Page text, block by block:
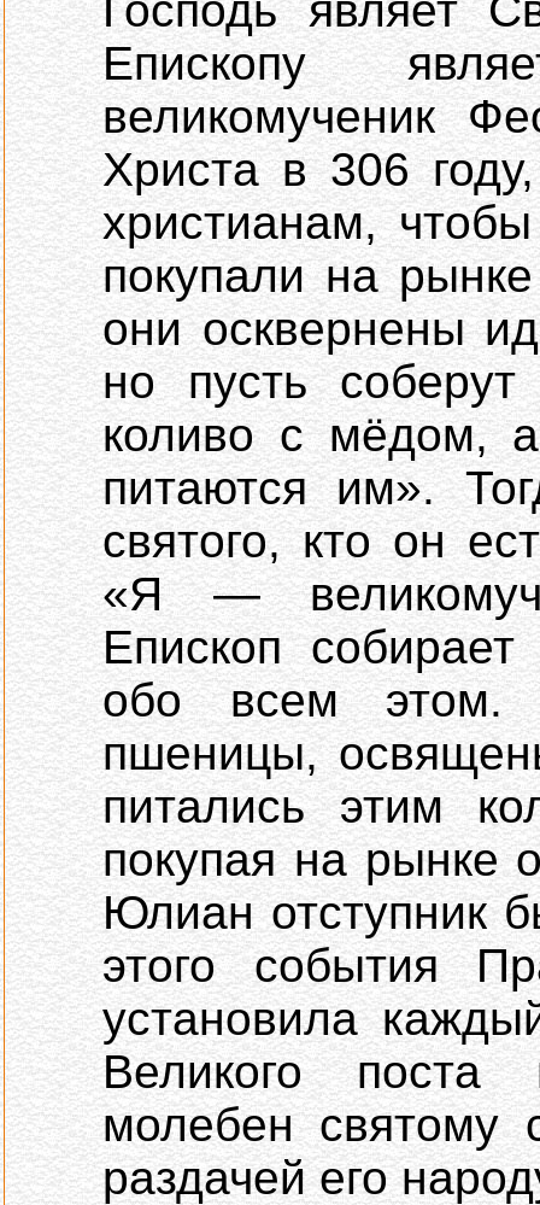
Епископу
великомученик
Христа в 306
христианам,
покупали на
они осквернены
но пусть
коливо с мёдом,
питаются им».
святого, кто он
«Я —
Епископ
обо всем этом.
пшеницы,
питались этим
покупая на рынке
Юлиан отступник
этого события
установила
Великого поста
молебен святому
раздачей его